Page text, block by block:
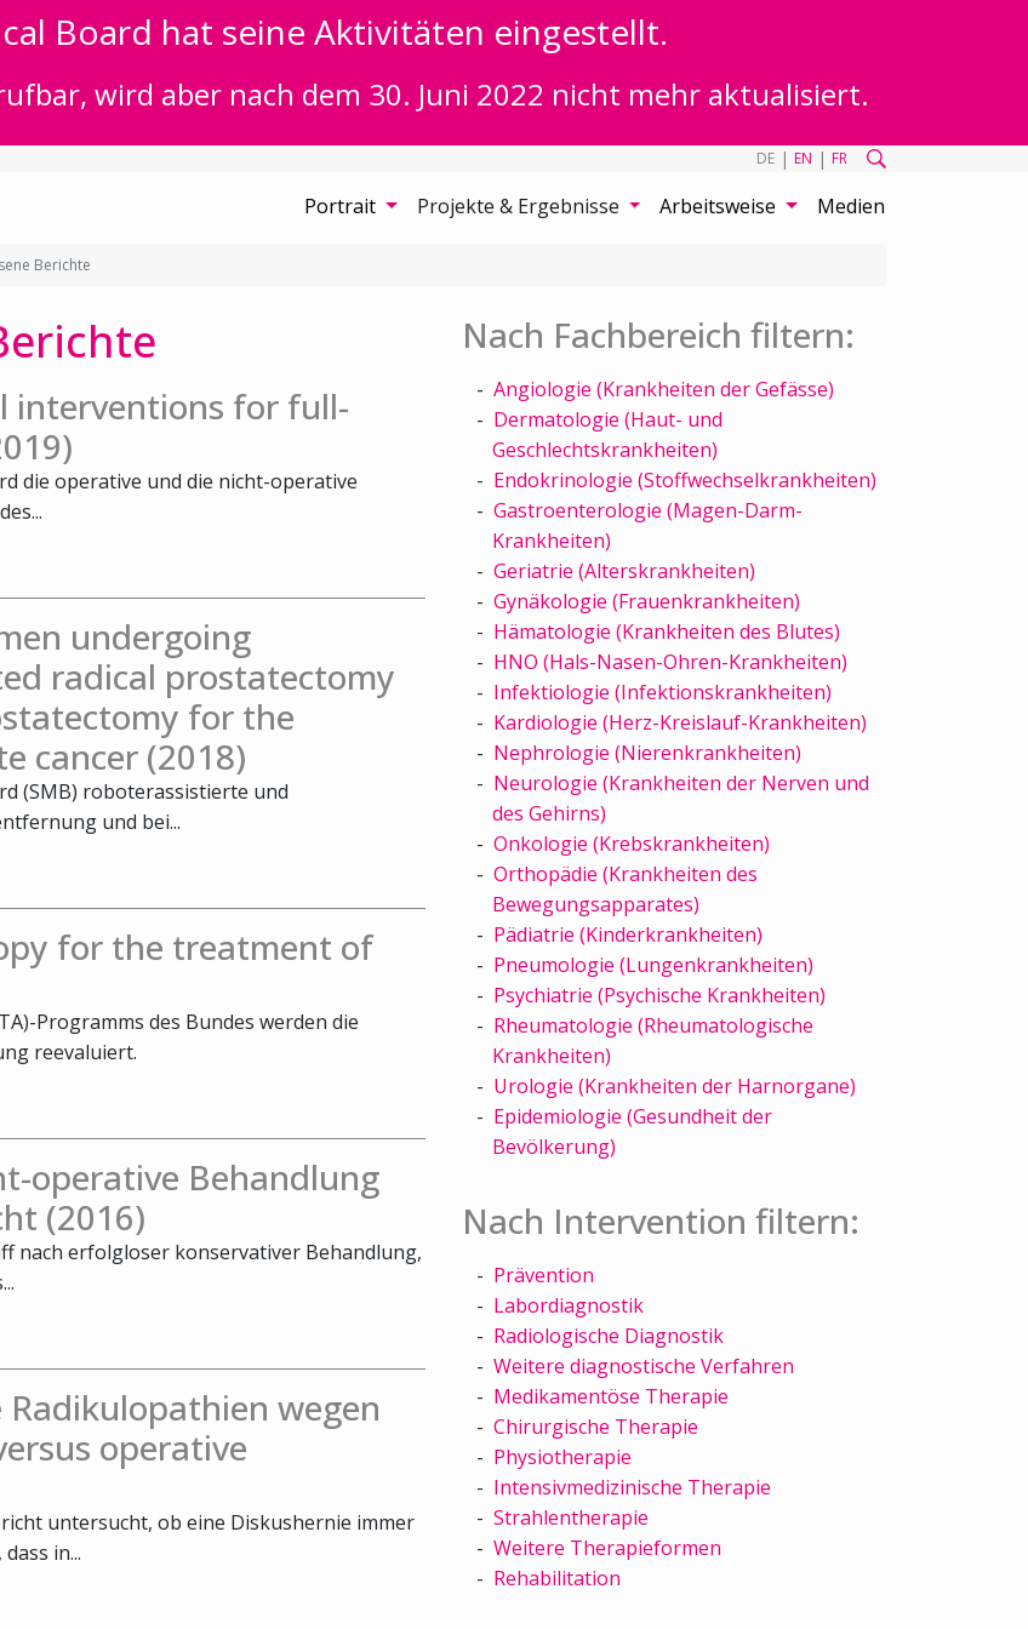
Board hat seine Aktivitäten eingestellt.
wird aber nach dem 30. Juni 2022 nicht mehr aktualisiert.
DE | EN | FR
Portrait Projekte & Ergebnisse Arbeitsweise Medien
Berichte
interventions for full-
die operative und die nicht-operative
undergoing
radical prostatectomy
for the
cancer (2018)
(SMB) roboterassistierte und
und bei...
for the treatment of
Programms des Bundes werden die
reevaluiert.
operative Behandlung
(2016)
nach erfolgloser konservativer Behandlung,
wegen
operative
untersucht, ob eine Diskushernie immer
in...
Nach Fachbereich filtern:
Angiologie (Krankheiten der Gefässe)
Dermatologie (Haut- und
Geschlechtskrankheiten)
Endokrinologie (Stoffwechselkrankheiten)
Gastroenterologie (Magen-Darm-
Krankheiten)
Geriatrie (Alterskrankheiten)
Gynäkologie (Frauenkrankheiten)
Hämatologie (Krankheiten des Blutes)
HNO (Hals-Nasen-Ohren-Krankheiten)
Infektiologie (Infektionskrankheiten)
Kardiologie (Herz-Kreislauf-Krankheiten)
Nephrologie (Nierenkrankheiten)
Neurologie (Krankheiten der Nerven und
des Gehirns)
Onkologie (Krebskrankheiten)
Orthopädie (Krankheiten des
Bewegungsapparates)
Pädiatrie (Kinderkrankheiten)
Pneumologie (Lungenkrankheiten)
Psychiatrie (Psychische Krankheiten)
Rheumatologie (Rheumatologische
Krankheiten)
Urologie (Krankheiten der Harnorgane)
Epidemiologie (Gesundheit der
Bevölkerung)
Nach Intervention filtern:
Prävention
Labordiagnostik
Radiologische Diagnostik
Weitere diagnostische Verfahren
Medikamentöse Therapie
Chirurgische Therapie
Physiotherapie
Intensivmedizinische Therapie
Strahlentherapie
Weitere Therapieformen
Rehabilitation